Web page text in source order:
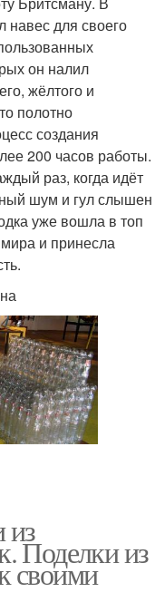
навес для своего
он налил
жёлтого и
полотно
создания
200 часов работы.
раз, когда идёт
шум и гул слышен
уже вошла в топ
и принесла
из
Поделки из
своими